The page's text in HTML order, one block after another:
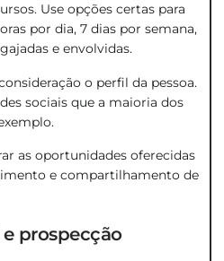
Use opções certas para
por dia, 7 dias por semana,
e envolvidas.
o perfil da pessoa.
sociais que a maioria dos
as oportunidades oferecidas
e compartilhamento de
prospecção